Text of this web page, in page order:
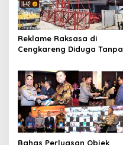
Reklame Raksasa di
Cengkareng Diduga Tanpa
Dokumen Diragukan,
Identitas Petugas Tak
Dikenali
Bahas Perluasan Objek